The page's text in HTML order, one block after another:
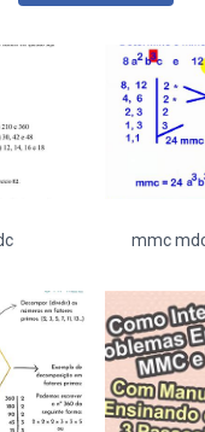
mmc